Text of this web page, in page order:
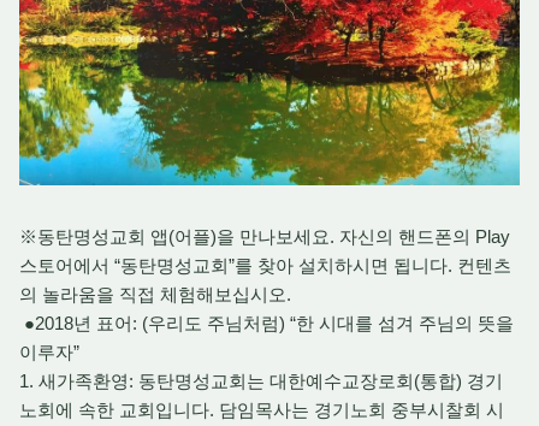
※동탄명성교회 앱(어플)을 만나보세요. 자신의 핸드폰의 Play
스토어에서 “동탄명성교회”를 찾아 설치하시면 됩니다. 컨텐츠
의 놀라움을 직접 체험해보십시오.
●2018년 표어: (우리도 주님처럼) “한 시대를 섬겨 주님의 뜻을
이루자”
1. 새가족환영: 동탄명성교회는 대한예수교장로회(통합) 경기
노회에 속한 교회입니다. 담임목사는 경기노회 중부시찰회 시